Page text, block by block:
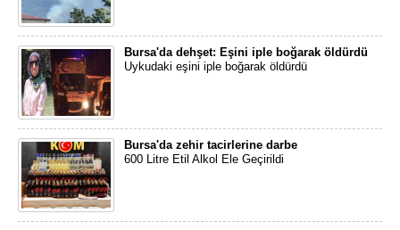
Bursa'da dehşet: Eşini iple boğarak öldürdü
Uykudaki eşini iple boğarak öldürdü
Bursa'da zehir tacirlerine darbe
600 Litre Etil Alkol Ele Geçirildi